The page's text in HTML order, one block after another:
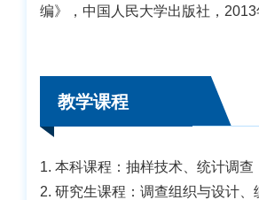
编》，中国人民大学出版社，2013
教学课程
1. 本科课程：抽样技术、统计调查
2. 研究生课程：调查组织与设计、